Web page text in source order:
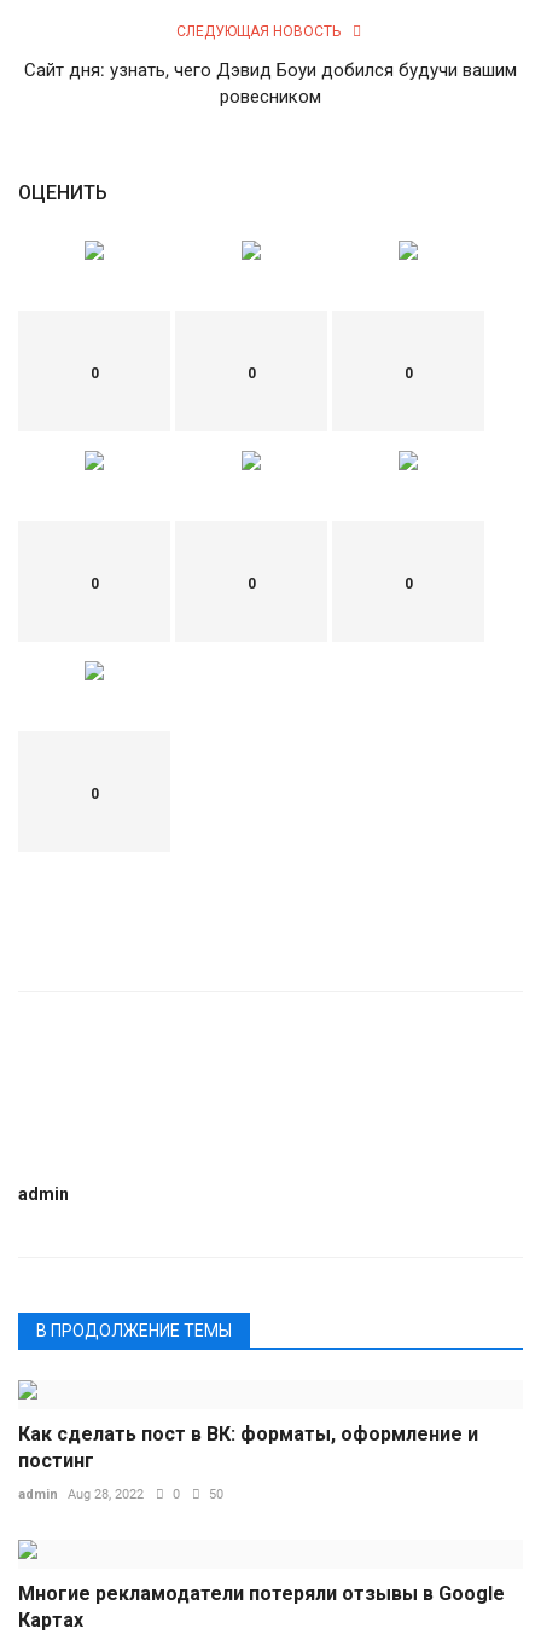
СЛЕДУЮЩАЯ НОВОСТЬ
Сайт дня: узнать, чего Дэвид Боуи добился будучи вашим
ровесником
ОЦЕНИТЬ
0 0 0
0 0 0
0
admin
В ПРОДОЛЖЕНИЕ ТЕМЫ
Как сделать пост в ВК: форматы, оформление и
постинг
admin Aug 28, 2022 0 50
Многие рекламодатели потеряли отзывы в Google
Картах